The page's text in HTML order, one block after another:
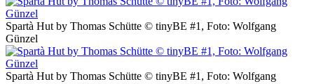
Spartà Hut by Thomas Schütte © tinyBE #1, Foto: Wolfgang
Günzel
Spartà Hut by Thomas Schütte © tinyBE #1, Foto: Wolfgang